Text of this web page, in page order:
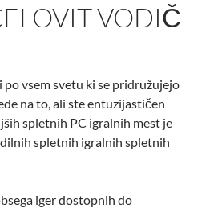
VODIČ
vsem svetu ki se pridružujejo
na to, ali ste entuzijastičen
spletnih PC igralnih mest je
spletnih igralnih spletnih
iger dostopnih do